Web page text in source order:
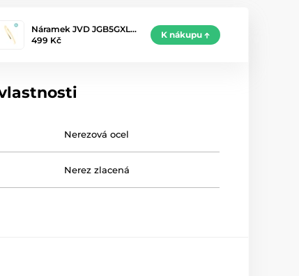
Náramek JVD JGB5GXL…
499 Kč
K nákupu
Nerezová ocel
Nerez zlacená